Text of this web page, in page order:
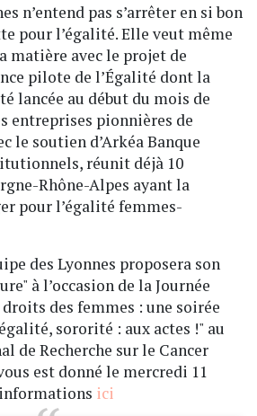
n’entend pas s’arrêter en si bon
pour l’égalité. Elle veut même
matière avec le projet de
pilote de l’Égalité dont la
lancée au début du mois de
entreprises pionnières de
le soutien d’Arkéa Banque
réunit déjà 10
Rhône-Alpes ayant la
pour l’égalité femmes-
des Lyonnes proposera son
à l’occasion de la Journée
des femmes : une soirée
sororité : aux actes !" au
de Recherche sur le Cancer
est donné le mercredi 11
ici